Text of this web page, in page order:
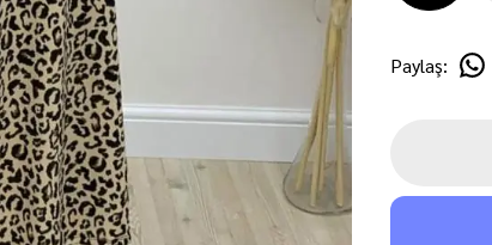
Paylaş: